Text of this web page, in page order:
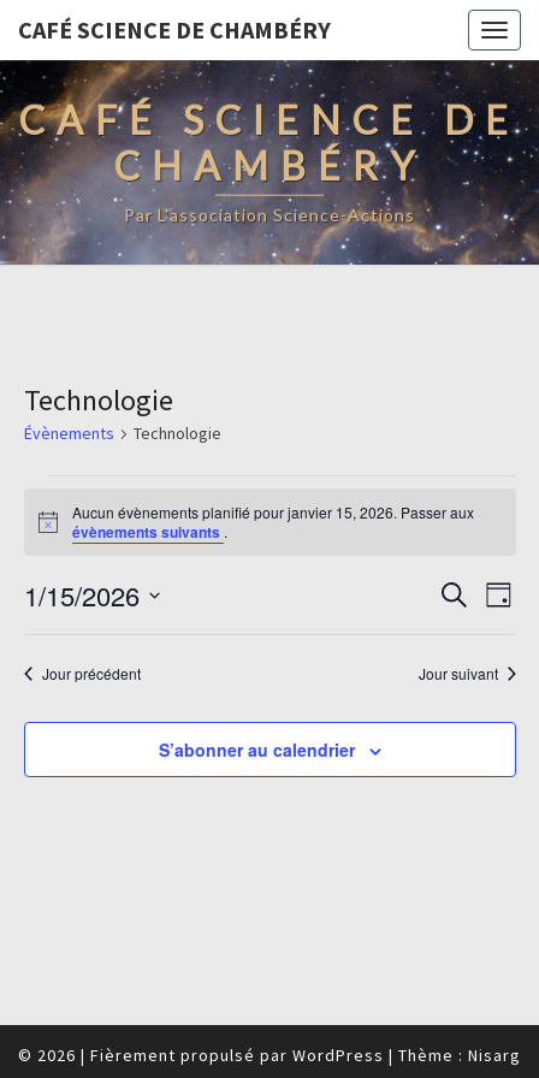
CAFÉ SCIENCE DE CHAMBÉRY
CAFÉ SCIENCE DE
CHAMBÉRY
Par L'association Science-Actions
Technologie
Évènements Technologie
for
janvier
15,
2026
Notice
Aucun évènements planifié pour janvier 15, 2026. Passer aux
évènements suivants .
de
vues
Recherche
de
Jour
1/15/2026
uneJour précédent Jour suivant
S’abonner au calendrier
© 2026 | Fièrement propulsé par WordPress | Thème : Nisarg